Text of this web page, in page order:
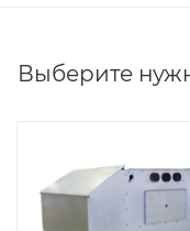
Выберите